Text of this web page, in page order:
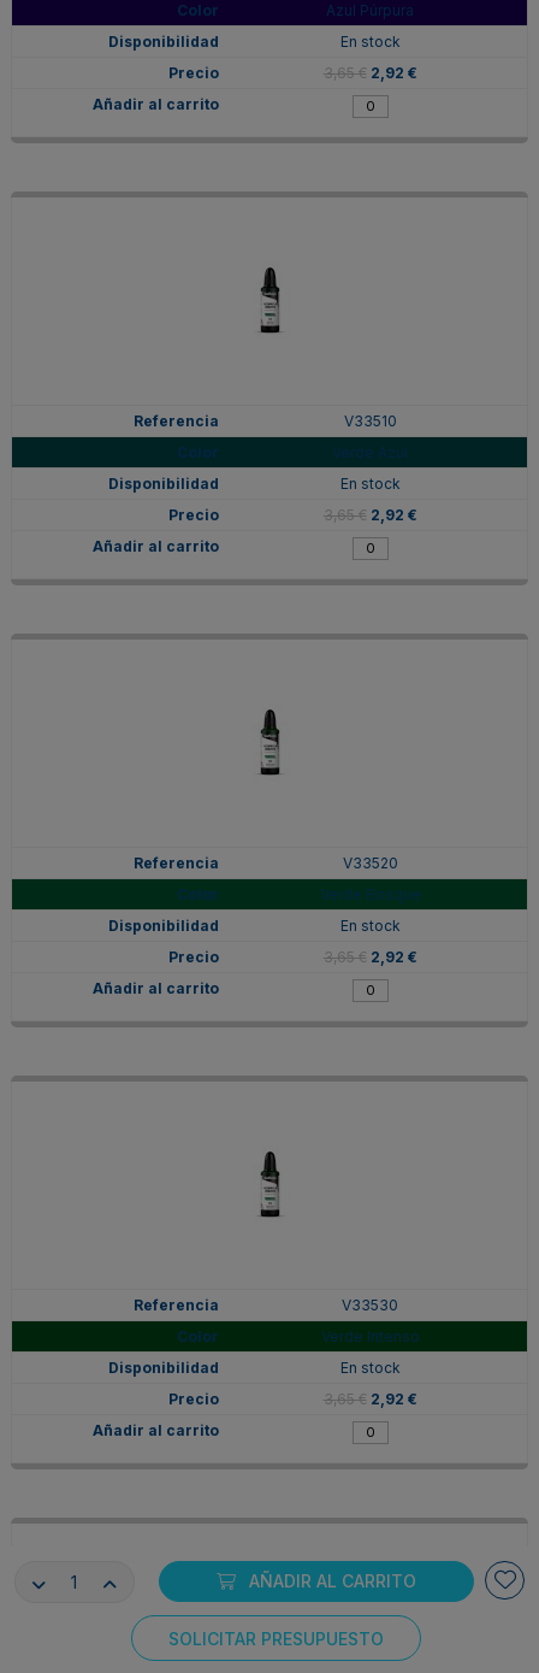
AÑADIR AL CARRITO
SOLICITAR PRESUPUESTO
Azul Púrpura
En stock
3,65 € 2,92 €
V33510
Verde Azul
En stock
3,65 € 2,92 €
V33520
Verde Bosque
En stock
3,65 € 2,92 €
V33530
Verde Intenso
En stock
3,65 € 2,92 €
Consentimiento de cookies